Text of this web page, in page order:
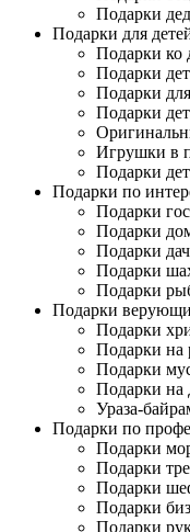
Подарки
Подарки для
Подарки ко
Подарки
Подарки
Подарки
Игрушки в
Подарки
Подарки по
Подарки
Подарки
Подарки
Подарки
Подарки
Подарки
Подарки
Подарки на
Подарки
Подарки
Ураза-
Подарки по
Подарки
Подарки
Подарки
Подарки
Подарки